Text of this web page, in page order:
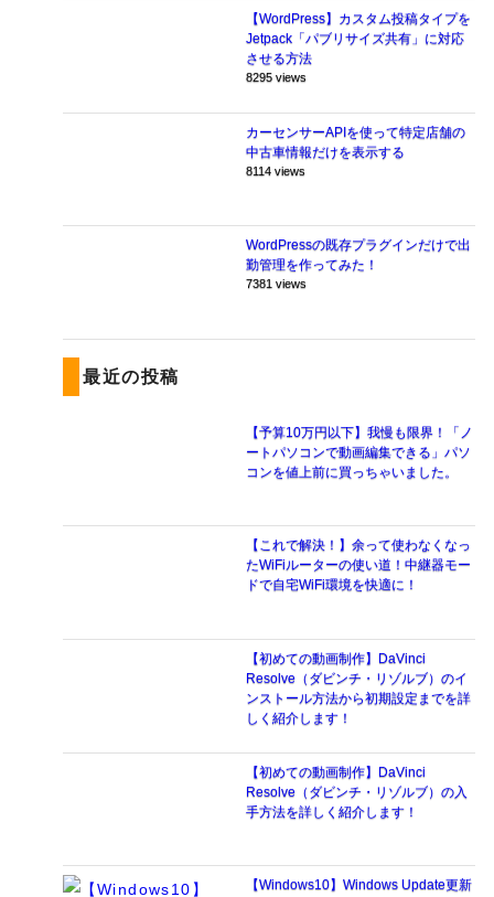
【WordPress】カスタム投稿タイプを
Jetpack「パブリサイズ共有」に対応
させる方法
8295 views
カーセンサーAPIを使って特定店舗の
中古車情報だけを表示する
8114 views
WordPressの既存プラグインだけで出
勤管理を作ってみた！
7381 views
最近の投稿
【予算10万円以下】我慢も限界！「ノ
ートパソコンで動画編集できる」パソ
コンを値上前に買っちゃいました。
【これで解決！】余って使わなくなっ
たWiFiルーターの使い道！中継器モー
ドで自宅WiFi環境を快適に！
【初めての動画制作】DaVinci
Resolve（ダビンチ・リゾルブ）のイ
ンストール方法から初期設定までを詳
しく紹介します！
【初めての動画制作】DaVinci
Resolve（ダビンチ・リゾルブ）の入
手方法を詳しく紹介します！
【Windows10】Windows Update更新